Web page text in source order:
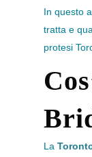
In questo
tratta e
protesi
La